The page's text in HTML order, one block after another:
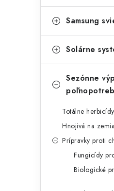
Samsung
Solárne
Sezónne
Totálne herbicídy
Hnojivá na
Prípravky proti
Fungicídy
Biologické